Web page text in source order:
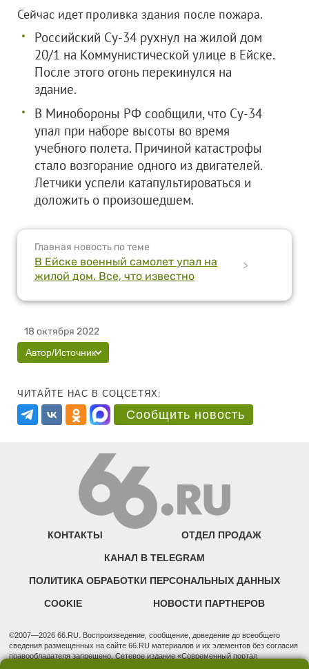
Сейчас идет проливка здания после пожара.
Российский Су-34 рухнул на жилой дом
20/1 на Коммунистической улице в Ейске.
После этого огонь перекинулся на
здание.
В Минобороны РФ сообщили, что Су-34
упал при наборе высоты во время
учебного полета. Причиной катастрофы
стало возгорание одного из двигателей.
Летчики успели катапультироваться и
доложить о произошедшем.
Главная новость по теме
В Ейске военный самолет упал на
жилой дом. Все, что известно
>
18 октября 2022
Автор/Источник
ЧИТАЙТЕ НАС В СОЦСЕТЯХ:
Сообщить новость
КОНТАКТЫ ОТДЕЛ ПРОДАЖ
КАНАЛ В TELEGRAM
ПОЛИТИКА ОБРАБОТКИ ПЕРСОНАЛЬНЫХ ДАННЫХ
COOKIE НОВОСТИ ПАРТНЕРОВ
©2007—2026 66.RU. Воспроизведение, сообщение, доведение до всеобщего
сведения размещенных на сайте 66.RU материалов и их элементов без согласия
правообладателя запрещено. Сетевое издание «Современный портал